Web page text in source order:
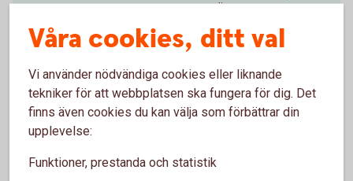
ger lite mer trygghet när du reser. Även olika
köpförsäkringar ingår, till exempel drulleförsäkring,
prisgaranti och förlängd garanti. Du kan även teckna
bli sjuk eller arbetslös.
Våra cookies, ditt val
Vi använder nödvändiga cookies eller liknande
tekniker för att webbplatsen ska fungera för dig. Det
finns även cookies du kan välja som förbättrar din
upplevelse:
Funktioner, prestanda och statistik